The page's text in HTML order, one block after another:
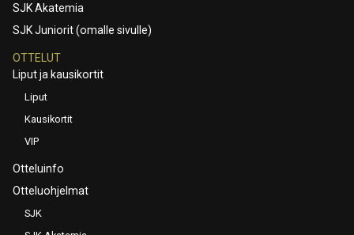
SJK Akatemia
SJK Juniorit (omalle sivulle)
OTTELUT
Liput ja kausikortit
Liput
Kausikortit
VIP
Otteluinfo
Otteluohjelmat
SJK